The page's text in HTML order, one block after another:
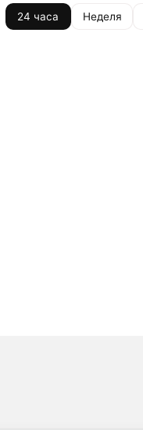
24 часа Неделя